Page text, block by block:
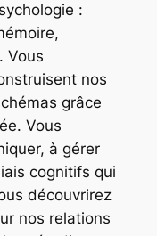
:
Vous
nos
grâce
Vous
à gérer
cognitifs qui
découvrirez
nos relations